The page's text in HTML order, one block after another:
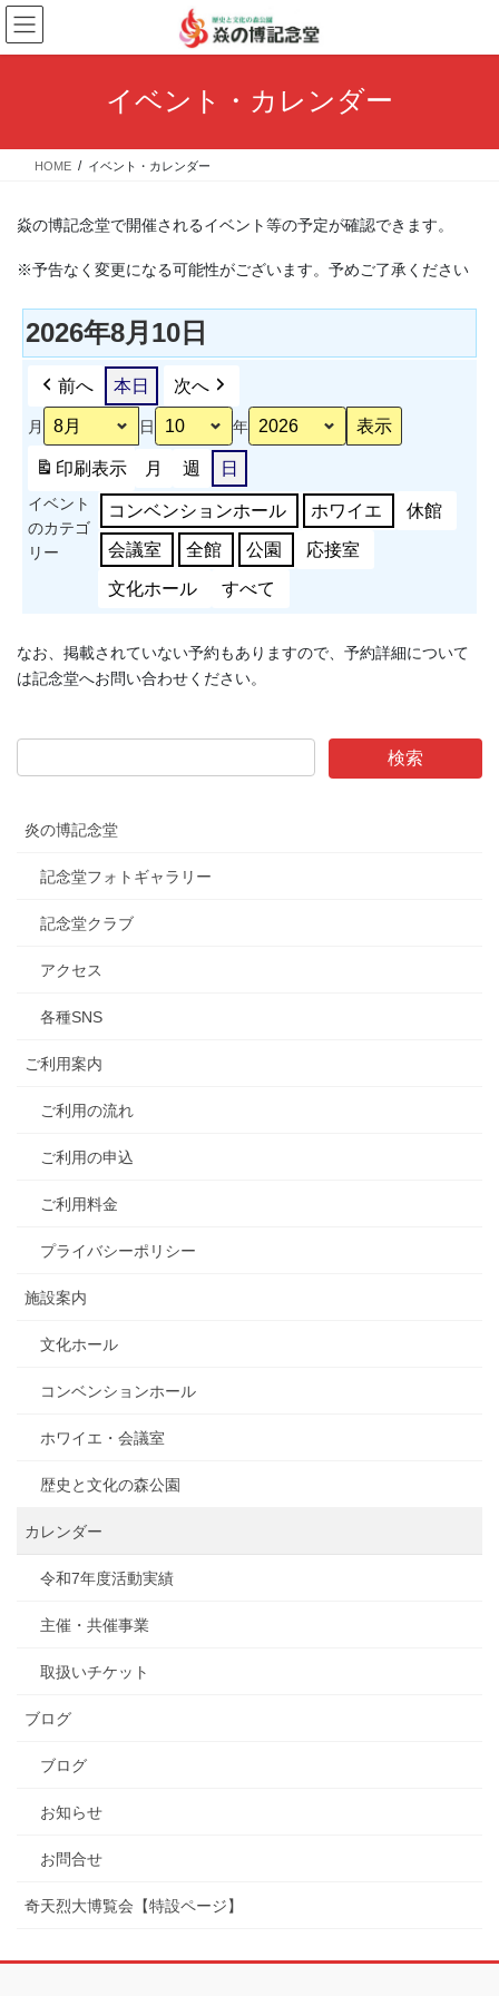
コ
ン
テ
ス
ナ
ビ
ゲ
ン
イベント・カレンダー
HOME イベント・カレンダー
焱の博記念堂で開催されるイベント等の予定が確認できます。
※予告なく変更になる可能性がございます。予めご了承ください
2026年8月10日
前へ 本日 次へ
月 日 年
印刷表示 月 週 日
イベント
のカテゴ
リー
コンベンションホール ホワイエ 休館
会議室 全館 公園 応接室
文化ホール すべて
なお、掲載されていない予約もありますので、予約詳細について
は記念堂へお問い合わせください。
炎の博記念堂
記念堂フォトギャラリー
記念堂クラブ
アクセス
各種SNS
ご利用案内
ご利用の流れ
ご利用の申込
ご利用料金
プライバシーポリシー
施設案内
文化ホール
コンベンションホール
ホワイエ・会議室
歴史と文化の森公園
カレンダー
令和7年度活動実績
主催・共催事業
取扱いチケット
ブログ
ブログ
お知らせ
お問合せ
奇天烈大博覧会【特設ページ】